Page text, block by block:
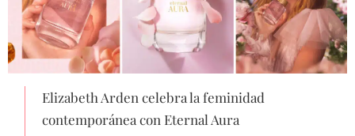
Elizabeth Arden celebra la feminidad
contemporánea con Eternal Aura